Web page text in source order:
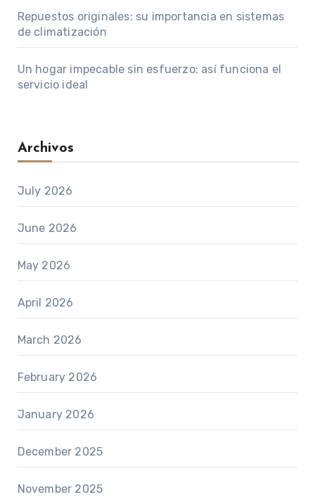
Repuestos originales: su importancia en sistemas
de climatización
Un hogar impecable sin esfuerzo: así funciona el
servicio ideal
Archivos
July 2026
June 2026
May 2026
April 2026
March 2026
February 2026
January 2026
December 2025
November 2025